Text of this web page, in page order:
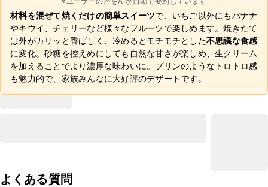
材料を混ぜて焼くだけの簡単スイーツで、いちご以外にもバナナ
やキウイ、チェリーなど様々なフルーツで楽しめます。焼きたて
は外がカリッと香ばしく、冷めるとモチモチとした不思議な食感
に変化。砂糖を控えめにしても自然な甘さが楽しめ、生クリーム
を加えることでより濃厚な味わいに。プリンのようなトロトロ感
も魅力的で、家族みんなに大好評のデザートです。
よくある質問